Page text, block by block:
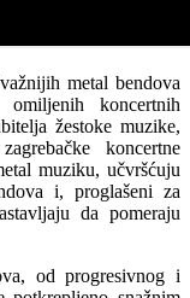
metal bendova
koncertnih
žestoke muzike,
koncertne
muziku, učvršćuju
i, proglašeni za
da pomeraju
od progresivnog i